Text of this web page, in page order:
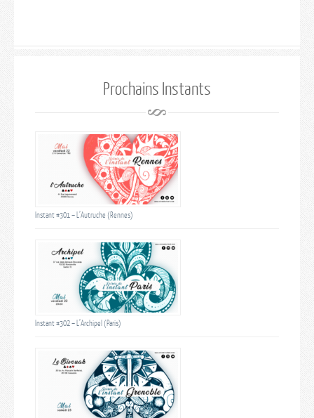
Prochains Instants
Instant #301 – L’Autruche (Rennes)
Instant #302 – L’Archipel (Paris)